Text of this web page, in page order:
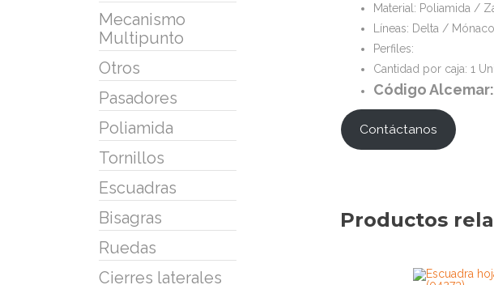
Material: Poliamida /
Líneas: Delta /
Perfiles:
Cantidad por caja: 1
Código
Contáctanos
Productos
Mecanismo
Multipunto
Otros
Pasadores
Poliamida
Tornillos
Escuadras
Bisagras
Ruedas
Cierres laterales